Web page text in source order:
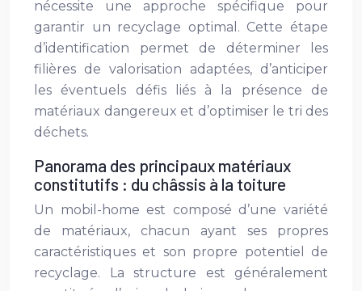
nécessite une approche spécifique pour
garantir un recyclage optimal. Cette étape
d’identification permet de déterminer les
filières de valorisation adaptées, d’anticiper
les éventuels défis liés à la présence de
matériaux dangereux et d’optimiser le tri des
déchets.
Panorama des principaux matériaux
constitutifs : du châssis à la toiture
Un mobil-home est composé d’une variété
de matériaux, chacun ayant ses propres
caractéristiques et son propre potentiel de
recyclage. La structure est généralement